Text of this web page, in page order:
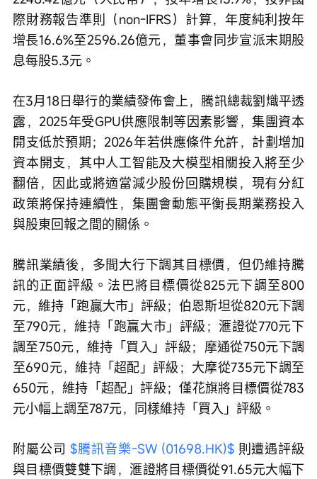
際財務報告準則（non-IFRS）計算，年度純利按年
增長16.6%至2596.26億元，董事會同步宣派末期股
息每股5.3元。
在3月18日舉行的業績發佈會上，騰訊總裁劉熾平透
露，2025年受GPU供應限制等因素影響，集團資本
開支低於預期；2026年若供應條件允許，計劃增加
資本開支，其中人工智能及大模型相關投入將至少
翻倍，因此或將適當減少股份回購規模，現有分紅
政策將保持連續性，集團會動態平衡長期業務投入
與股東回報之間的關係。
騰訊業績後，多間大行下調其目標價，但仍維持騰
訊的正面評級。法巴將目標價從825元下調至800
元，維持「跑贏大市」評級；伯恩斯坦從820元下調
至790元，維持「跑贏大市」評級；滙證從770元下
調至750元，維持「買入」評級；摩通從750元下調
至690元，維持「超配」評級；大摩從735元下調至
650元，維持「超配」評級；僅花旗將目標價從783
元小幅上調至787元，同樣維持「買入」評級。
附屬公司 $騰訊音樂-SW (01698.HK)$ 則遭遇評級
與目標價雙雙下調，滙證將目標價從91.65元大幅下